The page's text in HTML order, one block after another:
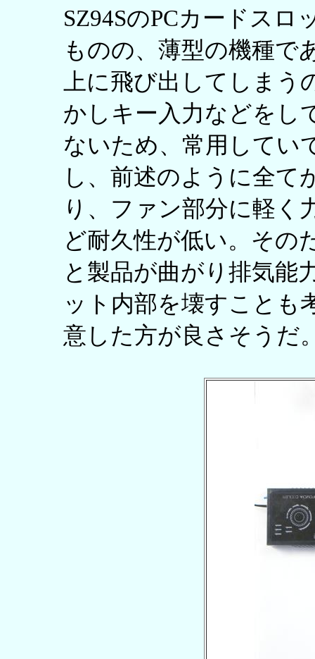
SZ94SのPCカードス
ものの、薄型の機種で
上に飛び出してしま
かしキー入力などをし
ないため、常用してい
し、前述のように全て
り、ファン部分に軽く
ど耐久性が低い。その
と製品が曲がり排気能
ット内部を壊すことも
意した方が良さそうだ